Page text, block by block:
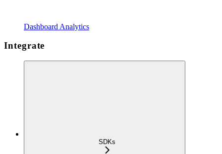
Dashboard Analytics
Integrate
SDKs